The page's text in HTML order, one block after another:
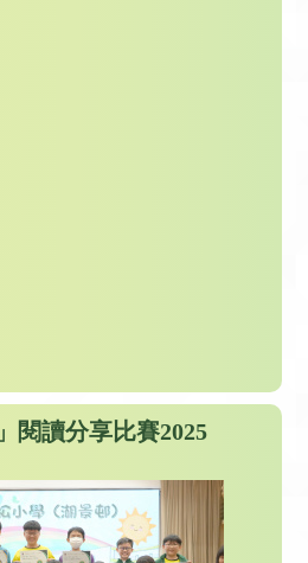
閱讀分享比賽2025